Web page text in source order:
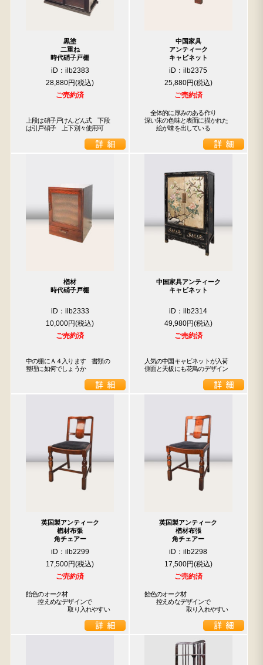
黒塗
二重ね
時代硝子戸棚
iD：ilb2383
28,880円
ご売約済
上段は硝子戸けんどん式　下段
は引戸硝子　上下別々使用可
中国家具
アンティーク
キャビネット
iD：ilb2375
25,880円
ご売約済
全体的に厚みのある作り
深い朱の色味と表面に描かれた
絵が味を出している
楢材
時代硝子戸棚
iD：ilb2333
10,000円
ご売約済
中の棚にＡ４入ります　書類の
整理に如何でしょうか
中国家具アンティーク
キャビネット
iD：ilb2314
49,980円
ご売約済
人気の中国キャビネットが入荷
側面と天板にも花鳥のデザイン
英国製アンティーク
楢材布張
角チェアー
iD：ilb2299
17,500円
ご売約済
飴色のオーク材
控えめなデザインで
取り入れやすい
英国製アンティーク
楢材布張
角チェアー
iD：ilb2298
17,500円
ご売約済
飴色のオーク材
控えめなデザインで
取り入れやすい